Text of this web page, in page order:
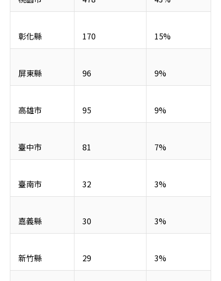
彰化縣 170 15%
屏東縣 96 9%
高雄市 95 9%
臺中市 81 7%
臺南市 32 3%
嘉義縣 30 3%
新竹縣 29 3%